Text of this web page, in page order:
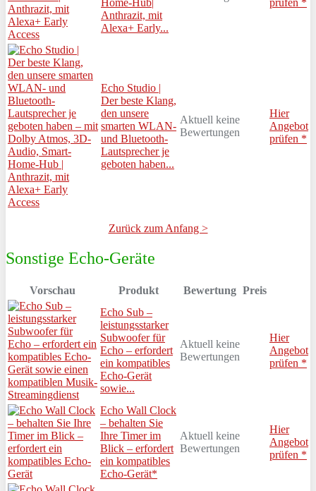
Home-Hub|
Anthrazit, mit
Alexa+ Early...
prüfen *
Echo Studio |
Der beste Klang,
den unsere
smarten WLAN-
und Bluetooth-
Lautsprecher je
geboten haben...
Aktuell keine
Bewertungen
Hier
Angebot
prüfen *
Zurück zum Anfang >
Sonstige Echo-Geräte
Vorschau Produkt Bewertung Preis
Echo Sub –
leistungsstarker
Subwoofer für
Echo – erfordert
ein kompatibles
Echo-Gerät
sowie...
Aktuell keine
Bewertungen
Hier
Angebot
prüfen *
Echo Wall Clock
– behalten Sie
Ihre Timer im
Blick – erfordert
ein kompatibles
Echo-Gerät*
Aktuell keine
Bewertungen
Hier
Angebot
prüfen *